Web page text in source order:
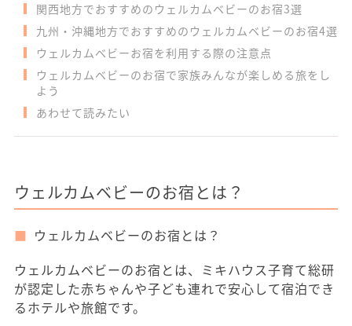
関西地方でおすすめのウェルカムベビーのお宿3選
九州・沖縄地方でおすすめのウェルカムベビーのお宿4選
ウェルカムベビーお宿を利用する際の注意点
ウェルカムベビーのお宿で家族みんなが楽しめる旅をし
よう
あわせて読みたい
ウェルカムベビーのお宿とは？
ウェルカムベビーのお宿とは？
ウェルカムベビーのお宿とは、ミキハウス子育て総研
が認定した赤ちゃんや子ども連れで安心して宿泊でき
るホテルや旅館です。